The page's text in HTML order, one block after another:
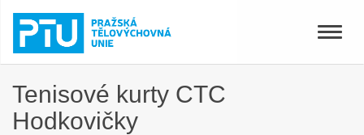
Toggle
Tenisové kurty CTC
Hodkovičky